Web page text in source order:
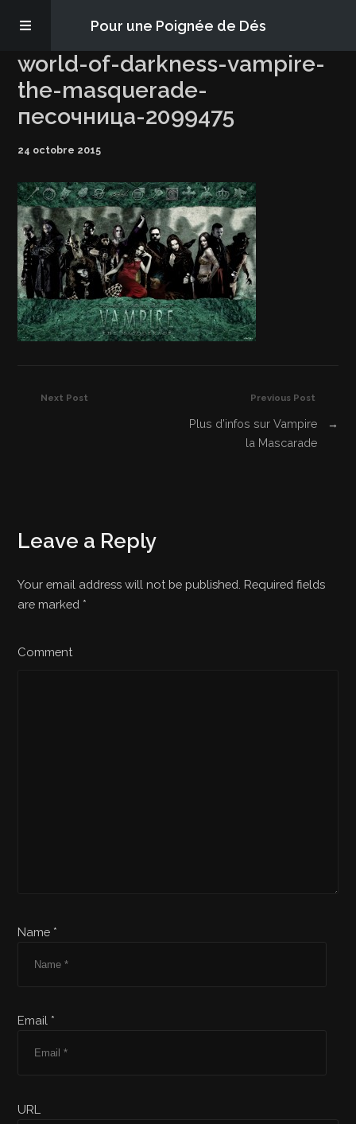
Pour une Poignée de Dés
Les épisodes
PQD2P
Blog
À propos
world-of-darkness-vampire-
the-masquerade-
песочница-2099475
24 octobre 2015
Previous Post
Plus d’infos sur Vampire
la Mascarade
→
Next Post
Leave a Reply
Your email address will not be published. Required fields
are marked *
Comment
Name *
Email *
URL